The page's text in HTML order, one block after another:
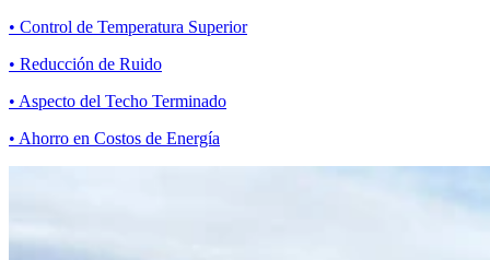
• Control de Temperatura Superior
• Reducción de Ruido
• Aspecto del Techo Terminado
• Ahorro en Costos de Energía